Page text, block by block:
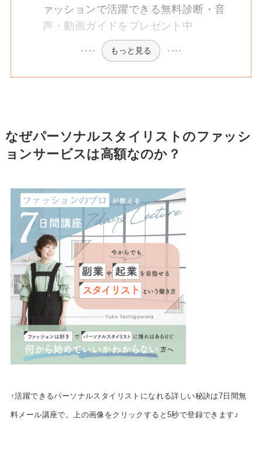
ァッションで活躍できる無料診断・音
声・動画ガイドをプレゼント中
もっと見る
なぜパーソナルスタイリストのファッシ
ョンサービスは高額なのか？
↑活躍できるパーソナルスタイリストになれる詳しい秘訣は7日間無
料メール講座で。上の画像をクリックすると5秒で登録できます♪